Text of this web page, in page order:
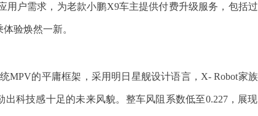
用户需求，为老款小鹏X9车主提供付费升级服务，包括
验焕然一新。
MPV的平庸框架，采用明日星舰设计语言，X- Robot家
科技感十足的未来风貌。整车风阻系数低至0.227，展